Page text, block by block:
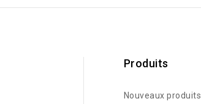
Produits
Nouveaux produits